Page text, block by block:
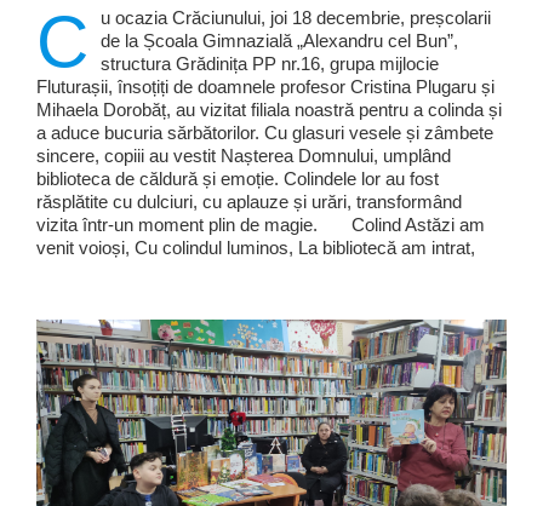
C
u ocazia Crăciunului, joi 18 decembrie, preșcolarii
de la Școala Gimnazială „Alexandru cel Bun”,
structura Grădinița PP nr.16, grupa mijlocie
Fluturașii, însoțiți de doamnele profesor Cristina Plugaru și
Mihaela Dorobăț, au vizitat filiala noastră pentru a colinda și
a aduce bucuria sărbătorilor. Cu glasuri vesele și zâmbete
sincere, copiii au vestit Nașterea Domnului, umplând
biblioteca de căldură și emoție. Colindele lor au fost
răsplătite cu dulciuri, cu aplauze și urări, transformând
vizita într-un moment plin de magie. Colind Astăzi am
venit voioși, Cu colindul luminos, La bibliotecă am intrat,